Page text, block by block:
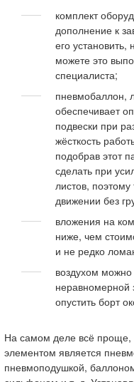
комплект
дополнение к
его
можете это
специалиста;
пневмобаллон,
обеспечивает
подвески при
жёсткость
подобрав этот
сделать при
листов,
движении без
вложения на
ниже, чем
и не редко
воздухом
неравномерной
опустить борт
На самом деле всё
элементом является
пневмоподушкой,